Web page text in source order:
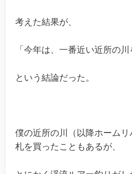
考えた結果が、
「今年は、一番近い近所の川
という結論だった。
僕の近所の川（以降ホーム
札を買ったこともあるが、